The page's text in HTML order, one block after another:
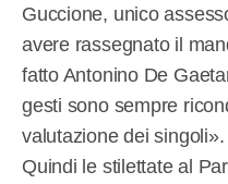
Guccione, unico
avere rassegnato il
fatto Antonino De
gesti sono sempre
valutazione dei singoli».
Quindi le stilettate al